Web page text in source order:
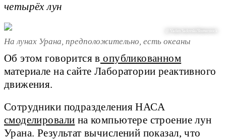
четырёх лун
@ Vadim Sadovski/Shutterstock
На лунах Урана, предположительно, есть океаны
Об этом говорится в опубликованном
материале на сайте Лаборатории реактивного
движения.
Сотрудники подразделения НАСА
смоделировали на компьютере строение лун
Урана. Результат вычислений показал, что